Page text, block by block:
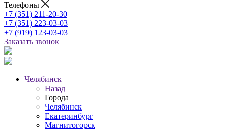
Телефоны
+7 (351) 211-20-30
+7 (351) 223-03-03
+7 (919) 123-03-03
Заказать звонок
Челябинск
Назад
Города
Челябинск
Екатеринбург
Магнитогорск